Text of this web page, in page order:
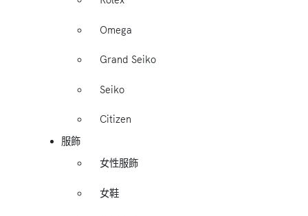
Omega
Grand Seiko
Seiko
Citizen
服飾
女性服飾
女鞋